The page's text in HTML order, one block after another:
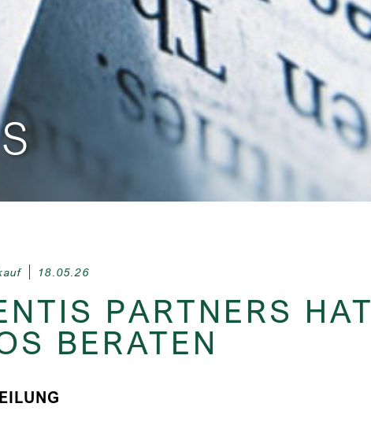
18.05.26
PARTNERS HAT
BERATEN